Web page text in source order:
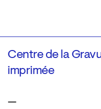
Centre de la
imprimée
—